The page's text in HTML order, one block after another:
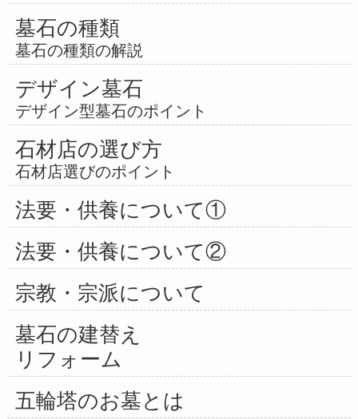
墓石の種類
墓石の種類の解説
デザイン墓石
デザイン型墓石のポイント
石材店の選び方
石材店選びのポイント
法要・供養について①
法要・供養について②
宗教・宗派について
墓石の建替え
リフォーム
五輪塔のお墓とは